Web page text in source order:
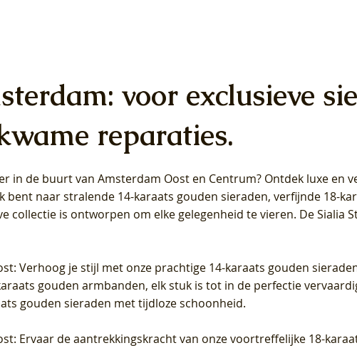
Lab Diamonds Oorhangers
S - Geelgoud (14k) met Lab
Diamant
Blush Lab Diamonds Ring
Geelgoud (14k) met Lab
Diamant
Lab Diamonds Ring LG1042Y –
(14k) met Lab grown
Blush Lab Diamonds
LG7027Y - Geelgoud (14k)
grown Diamant
Lab Diamonds Ring LG1044Y –
(14k) met Lab grown
Blush Lab Diamonds
LG7026Y - Geelgoud (14k)
grown Diamant
voor exclusieve
reparaties.
in de buurt van Amsterdam Oost en Centrum? Ontdek luxe en
bent naar stralende 14-karaats gouden sieraden, verfijnde 18-
collectie is ontworpen om elke gelegenheid te vieren. De Sialia
: Verhoog je stijl met onze prachtige 14-karaats gouden
gouden armbanden, elk stuk is tot in de perfectie
gouden sieraden met tijdloze schoonheid.
: Ervaar de aantrekkingskracht van onze voortreffelijke 18-